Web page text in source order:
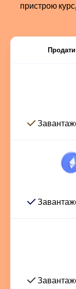
пристрою
Продати